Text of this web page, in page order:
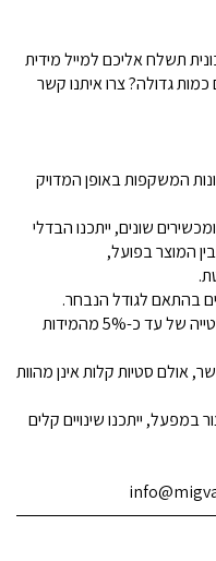
תשלח אליכם למייל מידית
גדולה? צרו איתנו קשר
המשקפות באופן המדויק
שונים, ייתכנו הבדלי
המוצר בפועל,
בהתאם לגודל הנבחר.
מידות האורך והרוחב עשויות להשתנות בסטייה של עד כ-5% מהמידות
אולם סטיות קלות אינן מהוות
במפעל, ייתכנו שינויים קלים